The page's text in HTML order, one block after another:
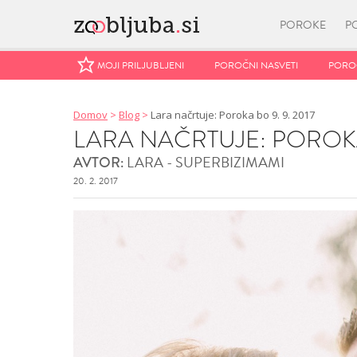
POROKE
MOJI PRILJUBLJENI POROČNI NASVETI
MOJI PRILJUBLJENI POROČNI NASVETI
Domov > Blog > Lara načrtuje: Poroka bo 9. 9. 2017
LARA NAČRTUJE:
AVTOR:LARA - SUPERBIZIMAMI
20. 2. 2017